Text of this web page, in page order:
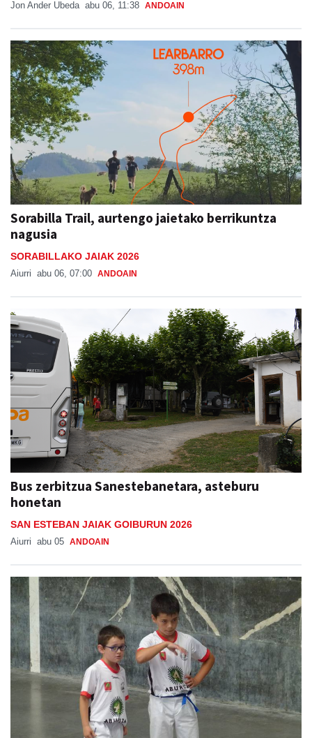
Jon Ander Ubeda abu 06, 11:38 ANDOAIN
Sorabilla Trail, aurtengo jaietako berrikuntza
nagusia
SORABILLAKO JAIAK 2026
Aiurri abu 06, 07:00 ANDOAIN
Bus zerbitzua Sanestebanetara, asteburu
honetan
SAN ESTEBAN JAIAK GOIBURUN 2026
Aiurri abu 05 ANDOAIN